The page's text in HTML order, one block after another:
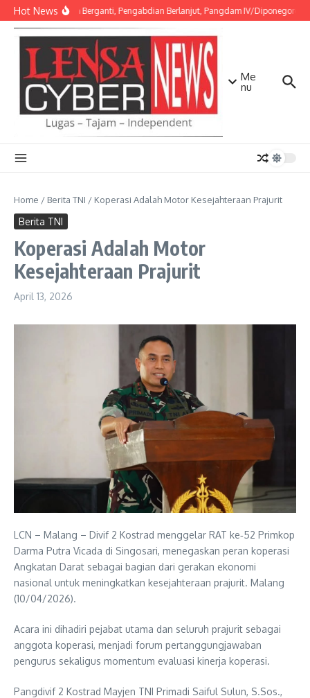
Lewati ke konten
Hot NewsAmanah Berganti, Pengabdian Berlanjut, Pangdam IV/Diponegoro
Me
nu
Home / Berita TNI / Koperasi Adalah Motor Kesejahteraan Prajurit
Berita TNI
Koperasi Adalah Motor
Kesejahteraan Prajurit
April 13, 2026
LCN – Malang – Divif 2 Kostrad menggelar RAT ke‑52 Primkop
Darma Putra Vicada di Singosari, menegaskan peran koperasi
Angkatan Darat sebagai bagian dari gerakan ekonomi
nasional untuk meningkatkan kesejahteraan prajurit. Malang
(10/04/2026).
Acara ini dihadiri pejabat utama dan seluruh prajurit sebagai
anggota koperasi, menjadi forum pertanggungjawaban
pengurus sekaligus momentum evaluasi kinerja koperasi.
Pangdivif 2 Kostrad Mayjen TNI Primadi Saiful Sulun, S.Sos.,